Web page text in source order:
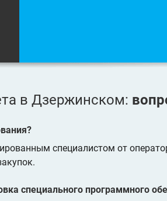
в Дзержинском:
специалистом от
специального программного